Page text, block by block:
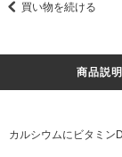
買い物を続ける
商品説明
カルシウムにビタミン